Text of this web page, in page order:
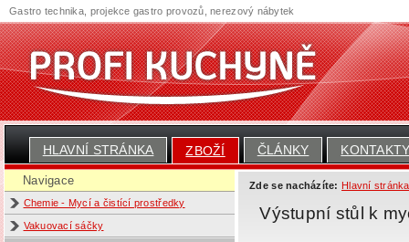
HLAVNÍ STRÁNKA ZBOŽÍ ČLÁNKY
Navigace
Chemie - Mycí a čistící prostředky
Vakuovací sáčky
Zde se nacházíte: Hlavní stránka
Výstupní stůl k
Gastro technika, projekce gastro provozů, nerezový nábytek